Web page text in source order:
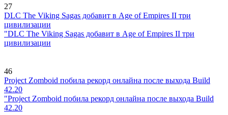
27
DLC The Viking Sagas добавит в Age of Empires II три
цивилизации
"DLC The Viking Sagas добавит в Age of Empires II три
цивилизации
46
Project Zomboid побила рекорд онлайна после выхода Build
42.20
"Project Zomboid побила рекорд онлайна после выхода Build
42.20